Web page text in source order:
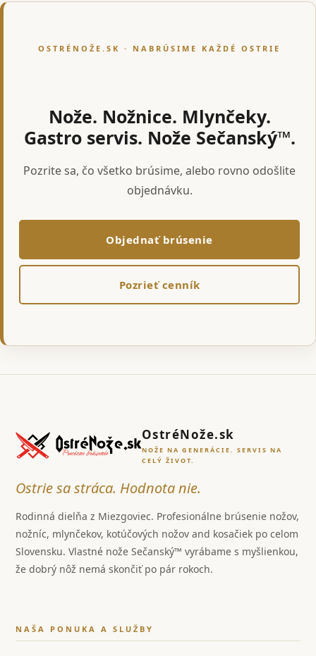
OSTRÉNOŽE.SK · NABRÚSIME KAŽDÉ OSTRIE
Nože. Nožnice. Mlynčeky.
Gastro servis. Nože Sečanský™.
Pozrite sa, čo všetko brúsime, alebo rovno odošlite
objednávku.
Objednať brúsenie
Pozrieť cenník
OstréNože.sk
NOŽE NA GENERÁCIE. SERVIS NA
CELÝ ŽIVOT.
Ostrie sa stráca. Hodnota nie.
Rodinná dielňa z Miezgoviec. Profesionálne brúsenie nožov,
nožníc, mlynčekov, kotúčových nožov and kosačiek po celom
Slovensku. Vlastné nože Sečanský™ vyrábame s myšlienkou,
že dobrý nôž nemá skončiť po pár rokoch.
NAŠA PONUKA A SLUŽBY